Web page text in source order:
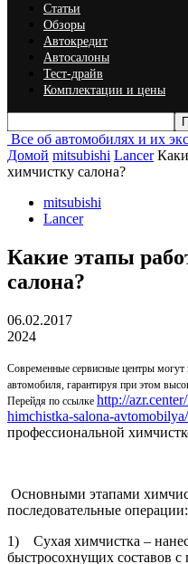
Статьи
Обзоры
Автокредит
Автосалоны
Тест-драйв
Комплектации и цены
Все об автомобилях и их
Домой mitsubishi Lancer
химчистку салона?
mitsubishi
Lancer
Какие этапы
салона?
06.02.2017
2024
Современные сервисные центры
автомобиля, гарантируя при этом
Перейдя по ссылке http://
himchistka-salona-avtomobilya/
профессиональной
Основными этапами
последовательные операции:
1) Сухая химчистка –
быстросохнущих составов